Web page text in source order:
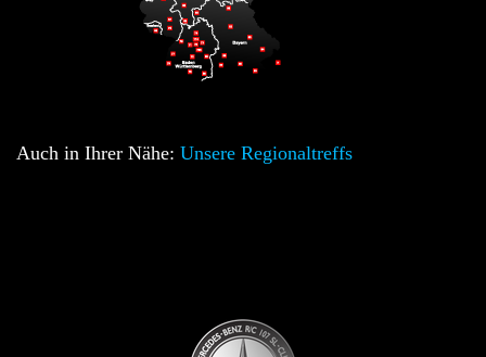
Auch in Ihrer Nähe: Unsere Regionaltreffs